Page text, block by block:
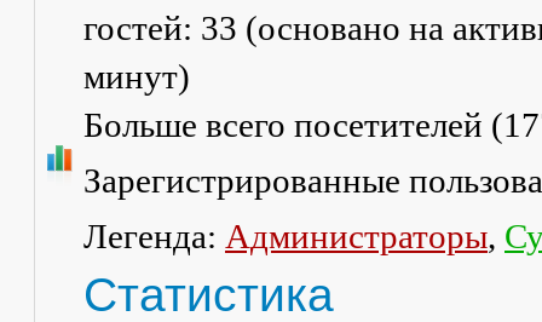
гостей: 33 (основано на
минут)
Больше всего посетителей (
Зарегистрированные
Легенда: Администраторы,
Статистика